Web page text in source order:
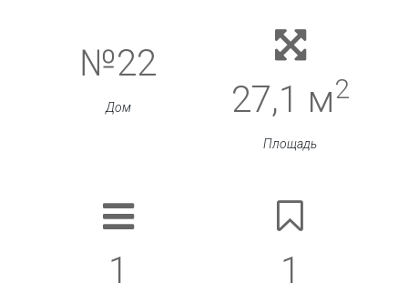
№22
Дом 27,1 м2
Площадь
1 1